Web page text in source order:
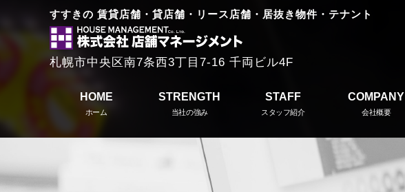
すすきの 賃貸店舗・貸店舗・リース店舗・居抜き物件・テナント
札幌市中央区南7条西3丁目7-16 千両ビル4F
HOME
ホーム
STRENGTH
当社の強み
STAFF
スタッフ紹介
COMPANY
会社概要